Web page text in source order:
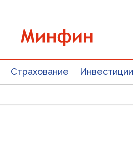
Страхование Инвестиции